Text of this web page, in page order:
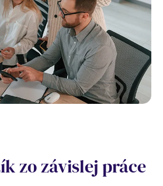
zo závislej práce